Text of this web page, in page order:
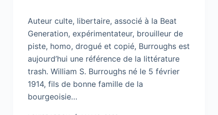
Auteur culte, libertaire, associé à la Beat
Generation, expérimentateur, brouilleur de
piste, homo, drogué et copié, Burroughs est
aujourd’hui une référence de la littérature
trash. William S. Burroughs né le 5 février
1914, fils de bonne famille de la
bourgeoisie…